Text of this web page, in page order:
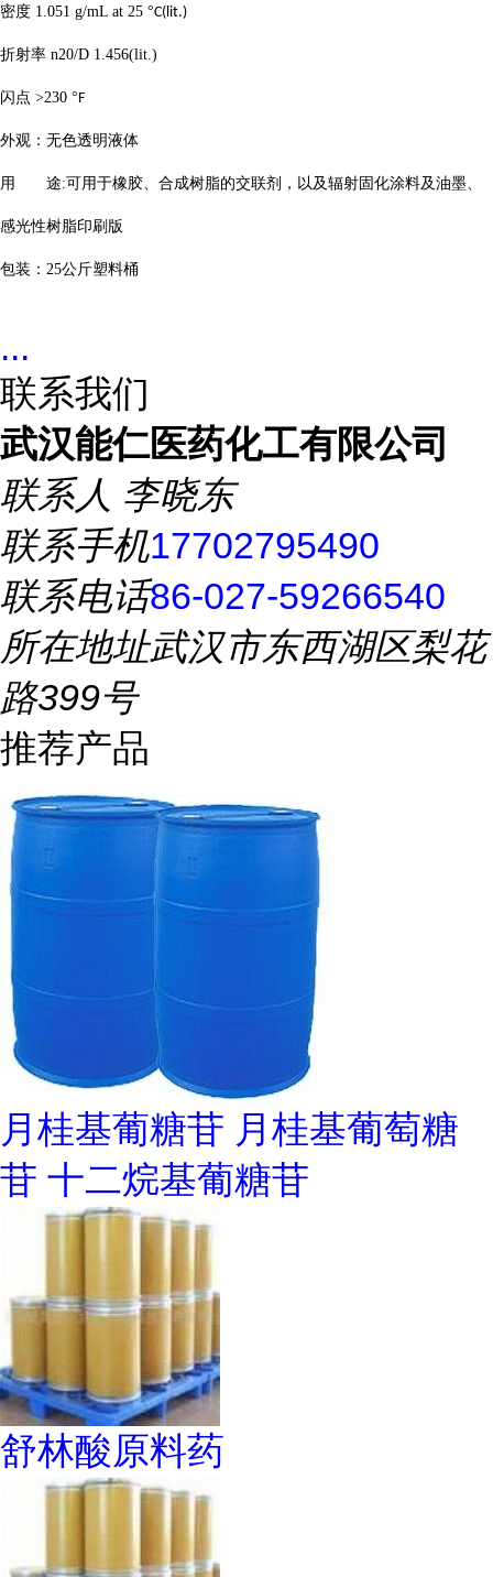
密度 1.051 g/mL at 25 °C(lit.)
折射率 n20/D 1.456(lit.)
闪点 >230 °F
外观：无色透明液体
用 途:可用于橡胶、合成树脂的交联剂，以及辐射固化涂料及油墨、
感光性树脂印刷版
包装： 25公斤塑料桶
...
联系我们
武汉能仁医药化工有限公司
联系人 李晓东
联系手机17702795490
联系电话86-027-59266540
所在地址武汉市东西湖区梨花
路399号
推荐产品
月桂基葡糖苷 月桂基葡萄糖
苷 十二烷基葡糖苷
舒林酸原料药